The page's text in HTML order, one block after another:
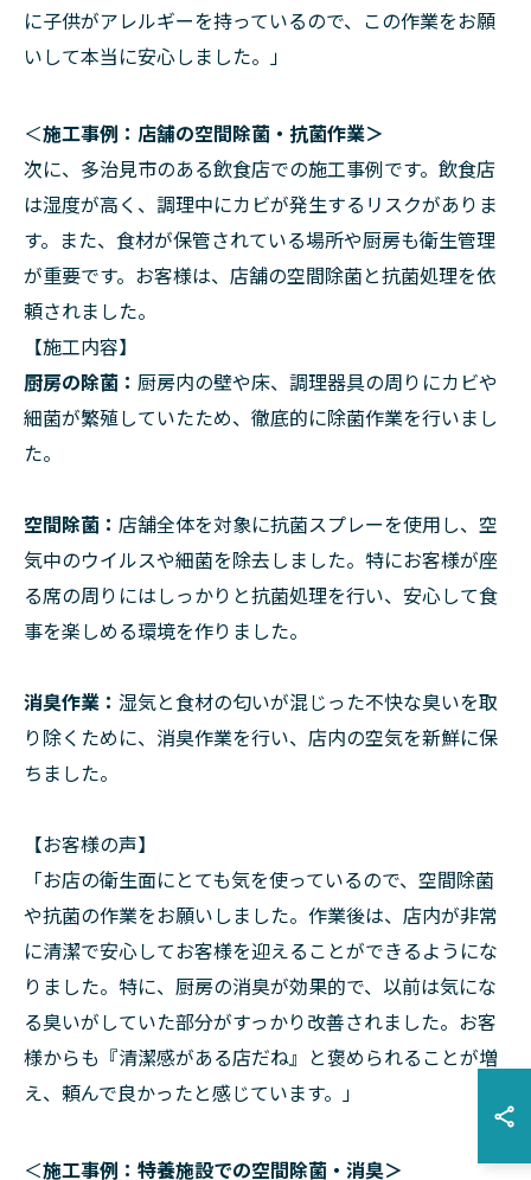
に子供がアレルギーを持っているので、この作業をお願
いして本当に安心しました。」
＜施工事例：店舗の空間除菌・抗菌作業＞
次に、多治見市のある飲食店での施工事例です。飲食店
は湿度が高く、調理中にカビが発生するリスクがありま
す。また、食材が保管されている場所や厨房も衛生管理
が重要です。お客様は、店舗の空間除菌と抗菌処理を依
頼されました。
【施工内容】
厨房の除菌： 厨房内の壁や床、調理器具の周りにカビや
細菌が繁殖していたため、徹底的に除菌作業を行いまし
た。
空間除菌： 店舗全体を対象に抗菌スプレーを使用し、空
気中のウイルスや細菌を除去しました。特にお客様が座
る席の周りにはしっかりと抗菌処理を行い、安心して食
事を楽しめる環境を作りました。
消臭作業： 湿気と食材の匂いが混じった不快な臭いを取
り除くために、消臭作業を行い、店内の空気を新鮮に保
ちました。
【お客様の声】
「お店の衛生面にとても気を使っているので、空間除菌
や抗菌の作業をお願いしました。作業後は、店内が非常
に清潔で安心してお客様を迎えることができるようにな
りました。特に、厨房の消臭が効果的で、以前は気にな
る臭いがしていた部分がすっかり改善されました。お客
様からも『清潔感がある店だね』と褒められることが増
え、頼んで良かったと感じています。」
＜施工事例：特養施設での空間除菌・消臭＞